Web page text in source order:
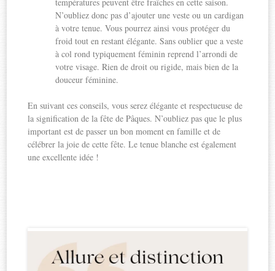
N’oubliez donc pas d’ajouter une veste ou un cardigan
à votre tenue. Vous pourrez ainsi vous protéger du
froid tout en restant élégante. Sans oublier que a veste
à col rond typiquement féminin reprend l’arrondi de
votre visage. Rien de droit ou rigide, mais bien de la
douceur féminine.
En suivant ces conseils, vous serez élégante et respectueuse de
la signification de la fête de Pâques. N’oubliez pas que le plus
important est de passer un bon moment en famille et de
célébrer la joie de cette fête. Le tenue blanche est également
une excellente idée !